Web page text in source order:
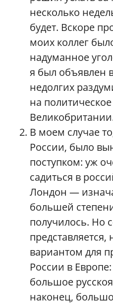
несколько
будет. Вскоре
моих коллег
надуманное
я был объявлен
недолгих
на
В моем случае
России, было
поступком: уж
садиться в
Лондон —
большей
получилось. Но
вариантом для
России в
большое
наконец,